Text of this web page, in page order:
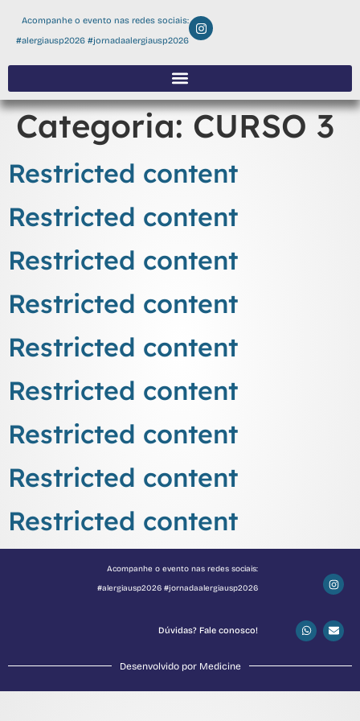
Acompanhe o evento nas redes sociais:
#alergiausp2026 #jornadaalergiausp2026
Categoria:CURSO 3
Restricted content
Restricted content
Restricted content
Restricted content
Restricted content
Restricted content
Restricted content
Restricted content
Restricted content
Acompanhe o evento nas redes sociais:
#alergiausp2026 #jornadaalergiausp2026
Dúvidas? Fale conosco!
Desenvolvido por Medicine